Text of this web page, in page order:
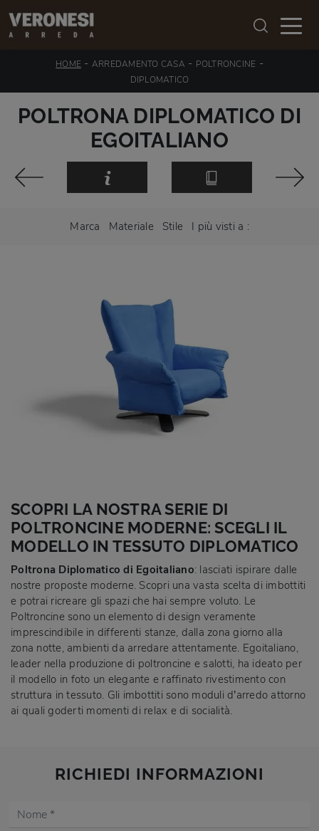
HOME - ARREDAMENTO CASA - POLTRONCINE -
DIPLOMATICO
POLTRONA DIPLOMATICO DI
EGOITALIANO
Marca Materiale Stile I più visti a :
SCOPRI LA NOSTRA SERIE DI
POLTRONCINE MODERNE: SCEGLI IL
MODELLO IN TESSUTO DIPLOMATICO
Poltrona Diplomatico di Egoitaliano: lasciati ispirare dalle
nostre proposte moderne. Scopri una vasta scelta di imbottiti
e potrai ricreare gli spazi che hai sempre voluto. Le
Poltroncine sono un elemento di design veramente
imprescindibile in differenti stanze, dalla zona giorno alla
zona notte, ambienti da arredare attentamente. Egoitaliano,
leader nella produzione di poltroncine e salotti, ha ideato per
il modello in foto un elegante e raffinato rivestimento con
struttura in tessuto. Gli imbottiti sono moduli d’arredo attorno
ai quali goderti momenti di relax e di socialità.
RICHIEDI INFORMAZIONI